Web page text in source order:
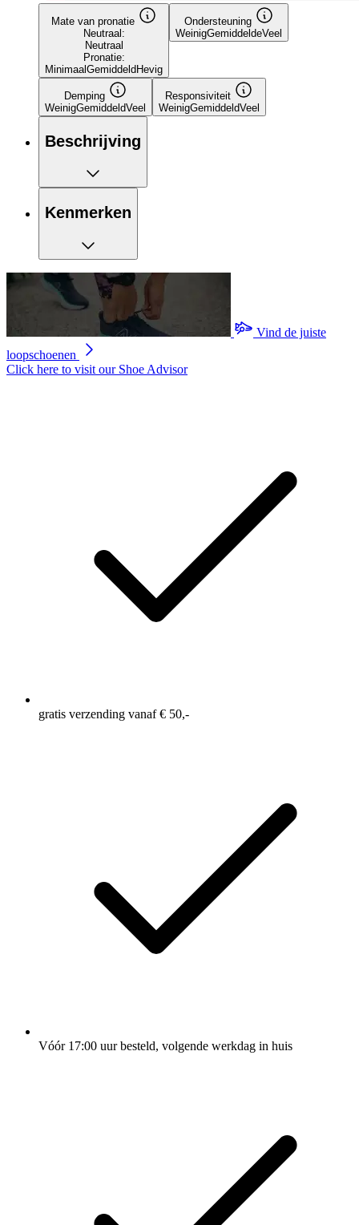
Mate van pronatie
Neutraal:
Neutraal
Pronatie:
MinimaalGemiddeld Hevig
Ondersteuning
WeinigGemiddeldeVeel
Demping
WeinigGemiddeldVeel
Responsiviteit
WeinigGemiddeldVeel
Beschrijving
Kenmerken
Vind de juiste
loopschoenen
Click here to visit our Shoe Advisor
gratis verzending vanaf € 50,-
Vóór 17:00 uur besteld, volgende werkdag in huis